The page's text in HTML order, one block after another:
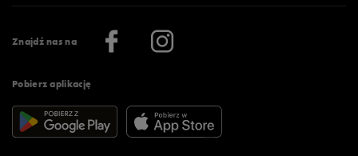
Znajdź nas na
Pobierz aplikację
Regulamin aplikacji 50 style
Więcej regulaminów >
Praca
Informacje o firmie